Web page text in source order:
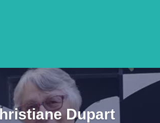
Dupart